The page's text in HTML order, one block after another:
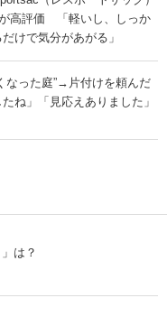
高評価 「軽いし、しっか
けで気分があがる」
なった庭”→片付けを頼んだ
」「見応えありました」
は？